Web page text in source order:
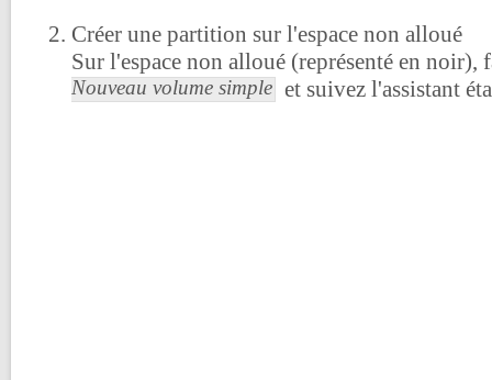
Créer une partition sur l'espace non alloué
Sur l'espace non alloué (représenté en noir),
Nouveau volume simple et suivez l'assistant